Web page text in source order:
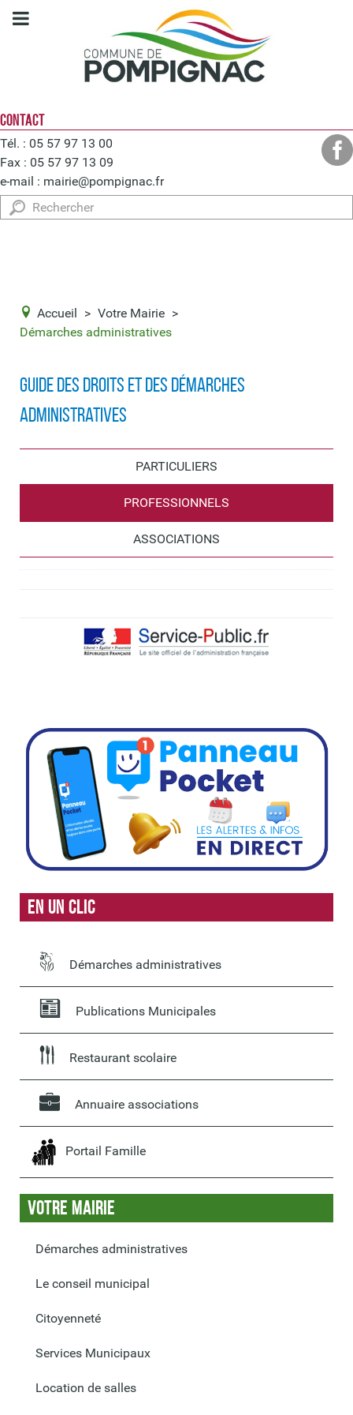
CONTACT
Tél. : 05 57 97 13 00
Fax : 05 57 97 13 09
e-mail : mairie@pompignac.fr
Rechercher
Accueil > Votre Mairie >
Démarches administratives
Guide des droits et des démarches
administratives
PARTICULIERS
PROFESSIONNELS
ASSOCIATIONS
En un clic
Démarches administratives
Publications Municipales
Restaurant scolaire
Annuaire associations
Portail Famille
Votre Mairie
Démarches administratives
Le conseil municipal
Citoyenneté
Services Municipaux
Location de salles